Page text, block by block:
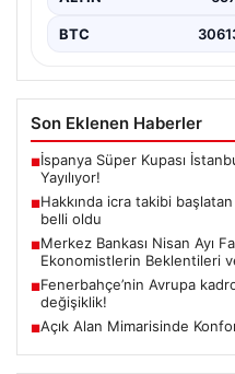
BTC
Son Eklenen Haberler
■İspanya Süper Kupası
Yayılıyor!
■Hakkında icra takibi
belli oldu
■Merkez Bankası Nisan Ayı
Ekonomistlerin Beklentileri
■Fenerbahçe’nin Avrupa
değişiklik!
■Açık Alan Mimarisinde